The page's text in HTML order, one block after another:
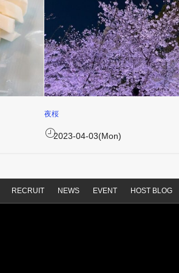
夜桜
2023-04-03(Mon)
RECRUIT NEWS EVENT HOST BLOG